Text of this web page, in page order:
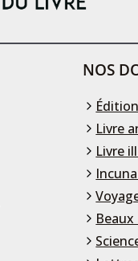
NOS
Livre
Livre